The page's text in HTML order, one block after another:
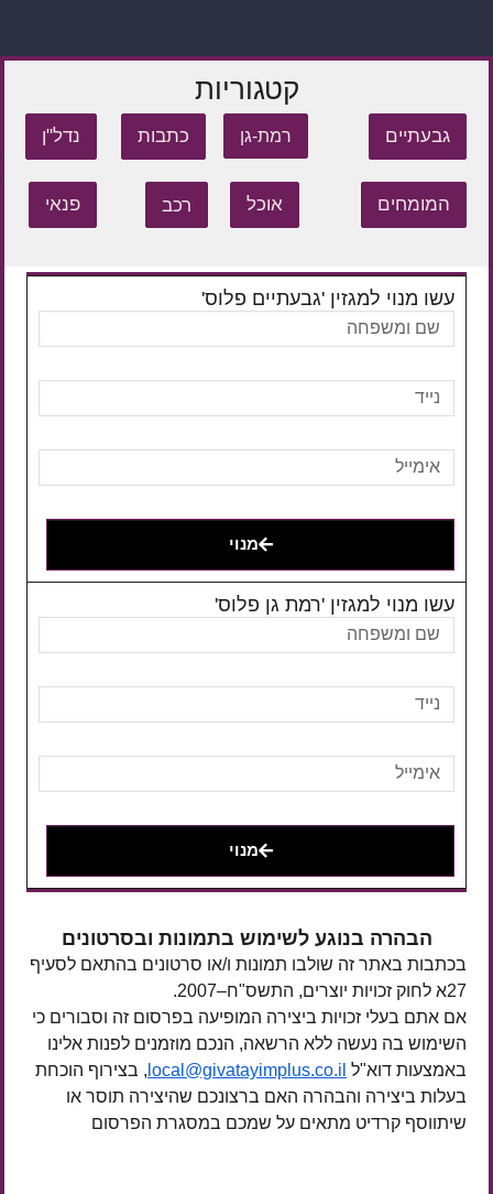
קטגוריות
גבעתיים רמת-גן כתבות נדל"ן
המומחים אוכל רכב פנאי
עשו מנוי למגזין 'גבעתיים פלוס'
מנוי
עשו מנוי למגזין 'רמת גן פלוס'
מנוי
הבהרה בנוגע לשימוש בתמונות ובסרטונים
בכתבות באתר זה שולבו תמונות ו/או סרטונים בהתאם לסעיף
27א לחוק זכויות יוצרים, התשס"ח–2007.
אם אתם בעלי זכויות ביצירה המופיעה בפרסום זה וסבורים כי
השימוש בה נעשה ללא הרשאה, הנכם מוזמנים לפנות אלינו
באמצעות דוא"ל local@givatayimplus.co.il , בצירוף הוכחת
בעלות ביצירה והבהרה האם ברצונכם שהיצירה תוסר או
שיתווסף קרדיט מתאים על שמכם במסגרת הפרסום